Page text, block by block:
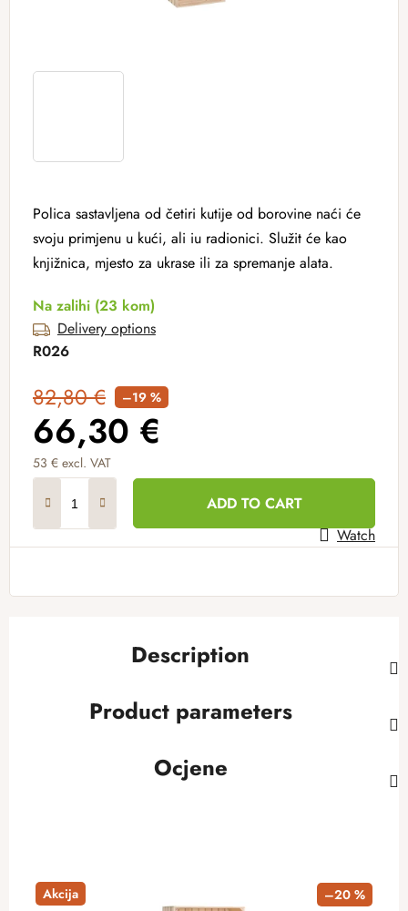
Polica sastavljena od četiri kutije od borovine naći će
svoju primjenu u kući, ali iu radionici. Služit će kao
knjižnica, mjesto za ukrase ili za spremanje alata.
Na zalihi (23 kom)
Delivery options
R026
82,80 € –19 %
66,30 €
53 € excl. VAT
ADD TO CART
Watch
Description
Product parameters
Ocjene
Akcija –20 %